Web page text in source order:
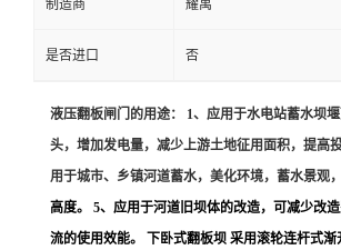
制造商 耀禹
是否进口 否
液压翻板闸门的用途： 1、应用于水电站蓄水坝
头，增加发电量，减少上游土地征用面积，提高
用于城市、乡镇河道蓄水，美化环境，蓄水景观，
高度。 5、应用于河道旧坝体的改造，可减少改
流的使用效能。 下卧式翻板坝 采用滚轮连杆式